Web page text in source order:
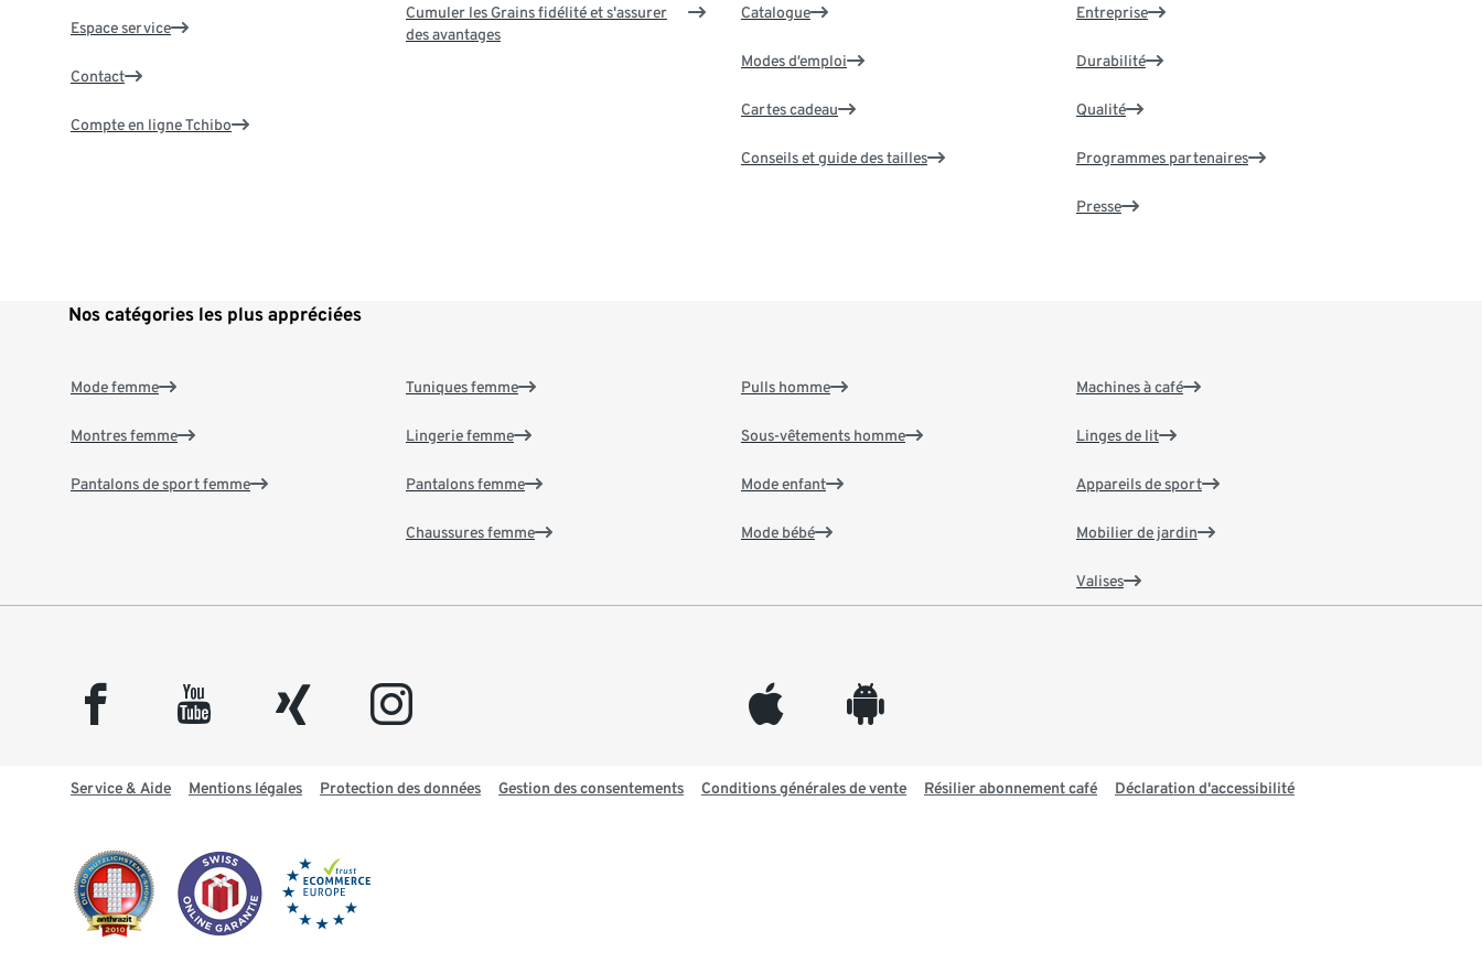
Espace service
Contact
Compte en ligne Tchibo
Cumuler les Grains fidélité et s'assurer
des avantages
Catalogue
Modes d’emploi
Cartes cadeau
Conseils et guide des tailles
Entreprise
Durabilité
Qualité
Programmes partenaires
Presse
Nos catégories les plus appréciées
Mode femme
Montres femme
Pantalons de sport femme
Tuniques femme
Lingerie femme
Pantalons femme
Chaussures femme
Pulls homme
Sous-vêtements homme
Mode enfant
Mode bébé
Machines à café
Linges de lit
Appareils de sport
Mobilier de jardin
Valises
facebook youtube xing instagram appleinc android
Service & Aide Mentions légales Protection des données Gestion des consentements Conditions générales de vente Résilier abonnement café Déclaration d'accessibilité